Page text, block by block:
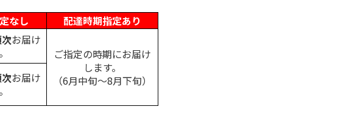
なし
配達時期指定あり
お届け
ご指定の時期にお届け
します。
（6月中旬～8月下旬）
お届け